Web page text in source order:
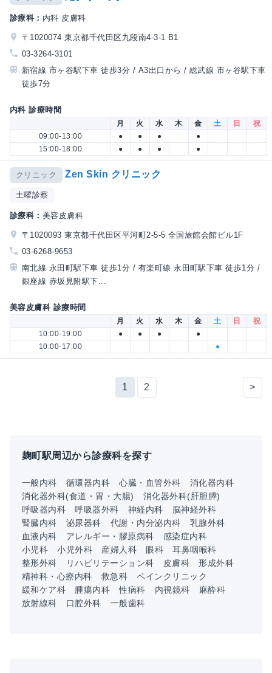
診療科： 内科 皮膚科
〒1020074 東京都千代田区九段南4-3-1 B1
03-3264-3101
新宿線 市ヶ谷駅下車 徒歩3分 / A3出口から / 総武線 市ヶ谷駅下車
徒歩7分
内科 診療時間
月 火 水 木 金 土 日
祝
09:00-13:00
● ● ●
●
15:00-18:00
● ● ● ●
クリニック Zen Skin クリニック
土曜診察
診療科： 美容皮膚科
〒1020093 東京都千代田区平河町2-5-5 全国旅館会館ビル1F
03-6268-9653
南北線 永田町駅下車 徒歩1分 / 有楽町線 永田町駅下車 徒歩1分 /
銀座線 赤坂見附駅下...
美容皮膚科 診療時間
月 火 水 木 金 土 日
祝
10:00-19:00
● ● ●
●
10:00-17:00
●
1 2 >
麹町駅周辺から診療科を探す
一般内科 循環器内科 心臓・血管外科
消化器内科
消化器外科(食道・胃・大腸)
消化器外科(肝胆膵)
呼吸器内科
呼吸器外科 神経内科
脳神経外科
腎臓内科
泌尿器科 代謝・内分泌内科
乳腺外科
血液内科
アレルギー・膠原病科
感染症内科
小児科
小児外科 産婦人科 眼科
耳鼻咽喉科
整形外科
リハビリテーション科 皮膚科
形成外科
精神科・心療内科
救急科
ペインクリニック
緩和ケア科
腫瘍内科 性病科 内視鏡科
麻酔科
放射線科
口腔外科 一般歯科